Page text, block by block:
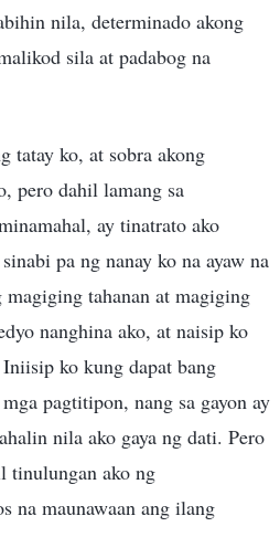
nila, determinado akong
sila at padabog na
tatay ko, at sobra akong
pero dahil lamang sa
ay tinatrato ako
pa ng nanay ko na ayaw na
tahanan at magiging
nanghina ako, at naisip ko
ko kung dapat bang
pagtitipon, nang sa gayon ay
nila ako gaya ng dati. Pero
tinulungan ako ng
na maunawaan ang ilang